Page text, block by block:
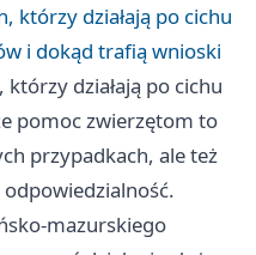
którzy działają po cichu
i dokąd trafią wnioski
działają po cichu
pomoc zwierzętom to
przypadkach, ale też
mazurskiego